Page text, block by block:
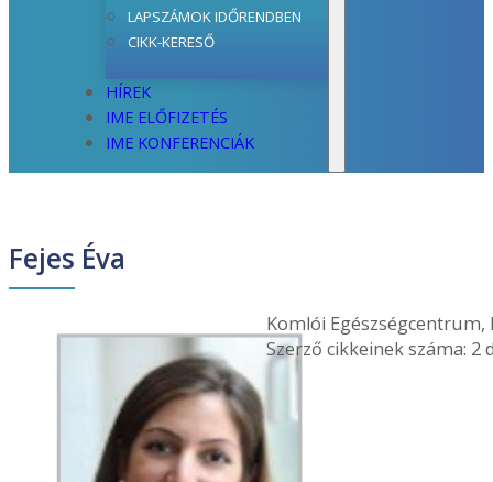
LAPSZÁMOK IDŐRENDBEN
CIKK-KERESŐ
HÍREK
IME ELŐFIZETÉS
IME KONFERENCIÁK
Fejes Éva
Komlói
Szerző cikkeinek száma: 2